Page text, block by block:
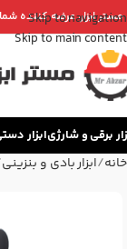
Skip to navigation
Skip to main content
مستر ابزار، عرضه کننده
برقی و شارژیابزار
خانه ابزار بادی و بنزینی